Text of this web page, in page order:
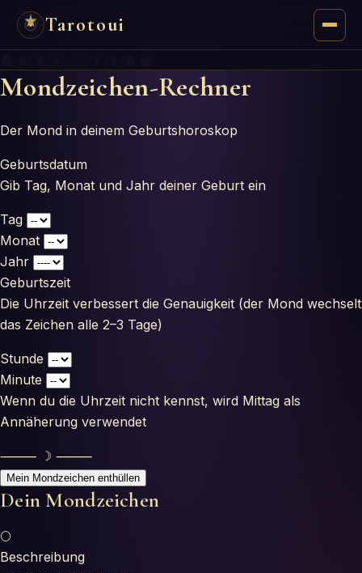
Tarotoui
Tarot
Oráculos
Astrologia
Numerologia
Horóscopos
Testes
Glossário
Mondzeichen-Rechner
Der Mond in deinem Geburtshoroskop
Geburtsdatum
Gib Tag, Monat und Jahr deiner Geburt ein
Tag
Monat
Jahr
Geburtszeit
Die Uhrzeit verbessert die Genauigkeit (der Mond wechselt
das Zeichen alle 2–3 Tage)
Stunde
Minute
Wenn du die Uhrzeit nicht kennst, wird Mittag als
Annäherung verwendet
⸻ ☽ ⸻
Mein Mondzeichen enthüllen
Dein Mondzeichen
🌕
Beschreibung